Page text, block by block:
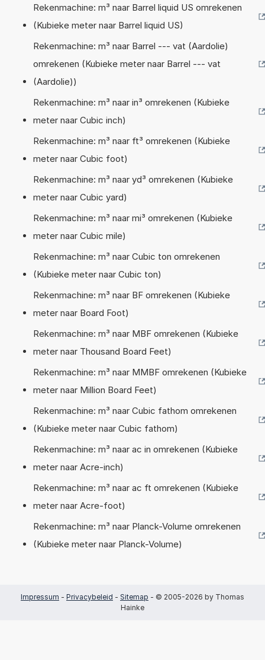
Rekenmachine: m³ naar Barrel liquid US omrekenen
(Kubieke meter naar Barrel liquid US)
Rekenmachine: m³ naar Barrel --- vat (Aardolie)
omrekenen (Kubieke meter naar Barrel --- vat
(Aardolie))
Rekenmachine: m³ naar in³ omrekenen (Kubieke
meter naar Cubic inch)
Rekenmachine: m³ naar ft³ omrekenen (Kubieke
meter naar Cubic foot)
Rekenmachine: m³ naar yd³ omrekenen (Kubieke
meter naar Cubic yard)
Rekenmachine: m³ naar mi³ omrekenen (Kubieke
meter naar Cubic mile)
Rekenmachine: m³ naar Cubic ton omrekenen
(Kubieke meter naar Cubic ton)
Rekenmachine: m³ naar BF omrekenen (Kubieke
meter naar Board Foot)
Rekenmachine: m³ naar MBF omrekenen (Kubieke
meter naar Thousand Board Feet)
Rekenmachine: m³ naar MMBF omrekenen (Kubieke
meter naar Million Board Feet)
Rekenmachine: m³ naar Cubic fathom omrekenen
(Kubieke meter naar Cubic fathom)
Rekenmachine: m³ naar ac in omrekenen (Kubieke
meter naar Acre-inch)
Rekenmachine: m³ naar ac ft omrekenen (Kubieke
meter naar Acre-foot)
Rekenmachine: m³ naar Planck-Volume omrekenen
(Kubieke meter naar Planck-Volume)
Impressum - Privacybeleid - Sitemap - © 2005-2026 by Thomas
Hainke